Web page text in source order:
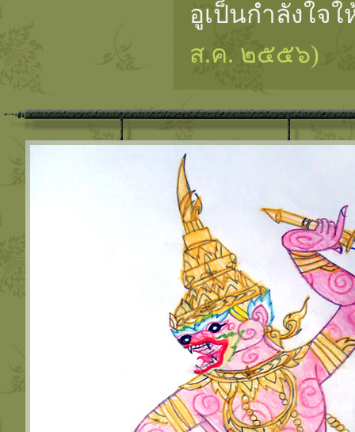
อูเป็นกำลังใจ
ส.ค. ๒๕๕๖)